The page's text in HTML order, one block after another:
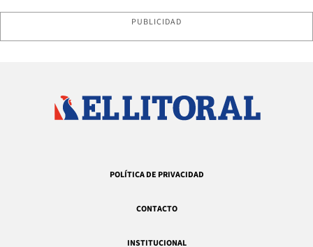
PUBLICIDAD
POLÍTICA DE PRIVACIDAD
CONTACTO
INSTITUCIONAL